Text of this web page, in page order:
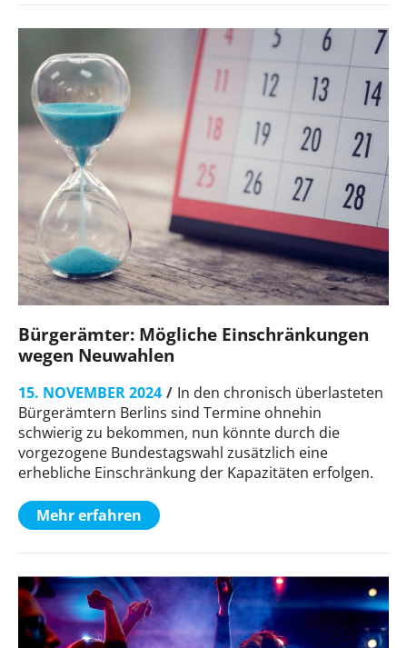
Bürgerämter: Mögliche Einschränkungen
wegen Neuwahlen
15. NOVEMBER 2024
In den chronisch überlasteten
Bürgerämtern Berlins sind Termine ohnehin
schwierig zu bekommen, nun könnte durch die
vorgezogene Bundestagswahl zusätzlich eine
erhebliche Einschränkung der Kapazitäten erfolgen.
Mehr erfahren